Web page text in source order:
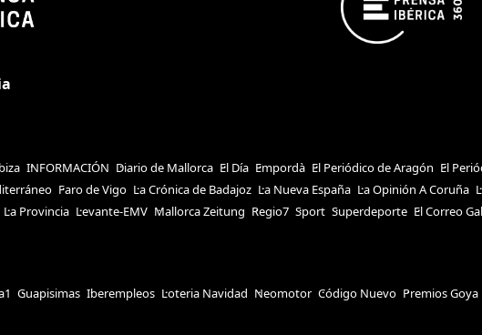
INFORMACIÓN Diario de Mallorca El Día Empordà El Periódico de Aragón El
Faro de Vigo La Crónica de Badajoz La Nueva España La Opinión A Coruña
La Provincia Levante-EMV Mallorca Zeitung Regio7 Sport Superdeporte El Correo
Guapisimas Iberempleos Loteria Navidad Neomotor Código Nuevo Premios Goya